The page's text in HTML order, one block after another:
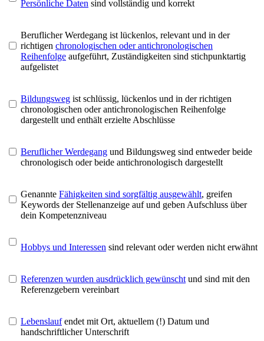
Persönliche Daten sind vollständig und korrekt
Beruflicher Werdegang ist lückenlos, relevant und in der
richtigen chronologischen oder antichronologischen
Reihenfolge aufgeführt, Zuständigkeiten sind stichpunktartig
aufgelistet
Bildungsweg ist schlüssig, lückenlos und in der richtigen
chronologischen oder antichronologischen Reihenfolge
dargestellt und enthält erzielte Abschlüsse
Beruflicher Werdegang und Bildungsweg sind entweder beide
chronologisch oder beide antichronologisch dargestellt
Genannte Fähigkeiten sind sorgfältig ausgewählt, greifen
Keywords der Stellenanzeige auf und geben Aufschluss über
dein Kompetenzniveau
Hobbys und Interessen sind relevant oder werden nicht erwähnt
Referenzen wurden ausdrücklich gewünschtund sind mit den
Referenzgebern vereinbart
Lebenslaufendet mit Ort, aktuellem (!) Datum und
handschriftlicher Unterschrift